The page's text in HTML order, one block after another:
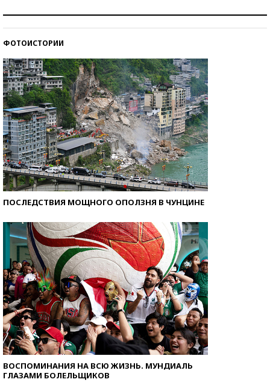
ФОТОИСТОРИИ
ПОСЛЕДСТВИЯ МОЩНОГО ОПОЛЗНЯ В ЧУНЦИНЕ
ВОСПОМИНАНИЯ НА ВСЮ ЖИЗНЬ. МУНДИАЛЬ
ГЛАЗАМИ БОЛЕЛЬЩИКОВ